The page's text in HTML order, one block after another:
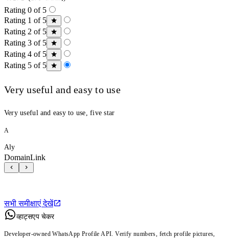
Rating 0 of 5
Rating 1 of 5
Rating 2 of 5
Rating 3 of 5
Rating 4 of 5
Rating 5 of 5
Very useful and easy to use
Very useful and easy to use, five star
A
Aly
DomainLink
सभी समीक्षाएं देखें
व्हाट्सएप चेकर
Developer-owned WhatsApp Profile API. Verify numbers, fetch profile pictures,